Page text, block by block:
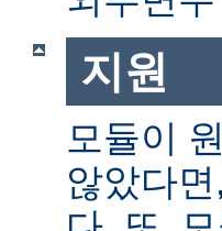
지원
모듈이
않았다